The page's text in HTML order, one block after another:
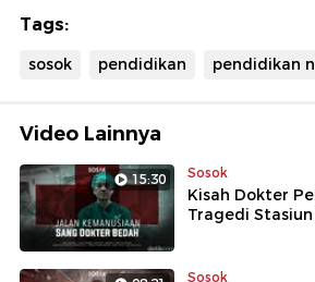
Di balik ruang belajar ini ada Lena
sejak 2024, Lena membagikan
Indonesia hari ini.
Satu hal yang pasti, ia ingin
sendiri. Bagaimana jika pendidikan
lulus sekolah, tetapi tentang belajar
Tags:
sosok pendidikan pendidikan
Video Lainnya
15:30 Sosok
Kisah Dokter
Tragedi
Sosok